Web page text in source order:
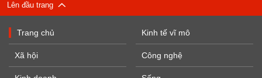
Lên đầu trang
Trang chủ
Xã hội
Kinh tế vĩ mô
Công nghệ